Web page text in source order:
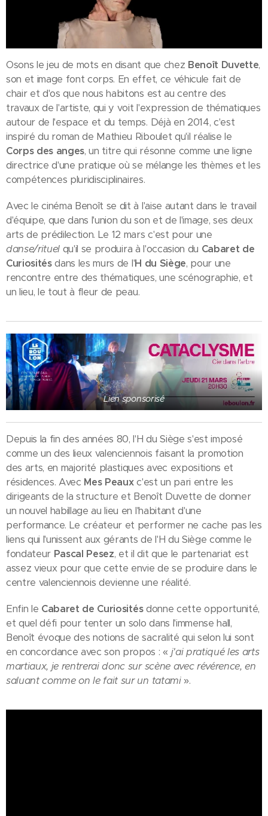
Osons le jeu de mots en disant que chez Benoît Duvette,
son et image font corps. En effet, ce véhicule fait de
chair et d'os que nous habitons est au centre des
travaux de l'artiste, qui y voit l'expression de thématiques
autour de l'espace et du temps. Déjà en 2014, c'est
inspiré du roman de Mathieu Riboulet qu'il réalise le
Corps des anges, un titre qui résonne comme une ligne
directrice d'une pratique où se mélange les thèmes et les
compétences pluridisciplinaires.
Avec le cinéma Benoît se dit à l'aise autant dans le travail
d'équipe, que dans l'union du son et de l'image, ses deux
arts de prédilection. Le 12 mars c'est pour une
danse/rituel qu'il se produira à l'occasion du Cabaret de
Curiositésdans les murs de l'H du Siège, pour une
rencontre entre des thématiques, une scénographie, et
un lieu, le tout à fleur de peau.
Lien sponsorisé
Depuis la fin des années 80, l'H du Siège s'est imposé
comme un des lieux valenciennois faisant la promotion
des arts, en majorité plastiques avec expositions et
résidences. Avec Mes Peauxc'est un pari entre les
dirigeants de la structure et Benoît Duvette de donner
un nouvel habillage au lieu en l'habitant d'une
performance. Le créateur et performer ne cache pas les
liens qui l'unissent aux gérants de l'H du Siège comme le
fondateur Pascal Pesez, et il dit que le partenariat est
assez vieux pour que cette envie de se produire dans le
centre valenciennois devienne une réalité.
Enfin le Cabaret de Curiositésdonne cette opportunité,
et quel défi pour tenter un solo dans l'immense hall,
Benoît évoque des notions de sacralité qui selon lui sont
en concordance avec son propos : « j'ai pratiqué les arts
martiaux, je rentrerai donc sur scène avec révérence, en
saluant comme on le fait sur un tatami».